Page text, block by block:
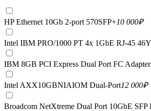
HP Ethernet 10Gb 2-port 570SFP+10 000₽
Intel IBM PRO/1000 PT 4x 1GbE RJ-45
IBM 8GB PCI Express Dual Port FC Adapter
Intel AXX10GBNIAIOM Dual-Port12 000₽
Broadcom NetXtreme Dual Port 10GbE SFP